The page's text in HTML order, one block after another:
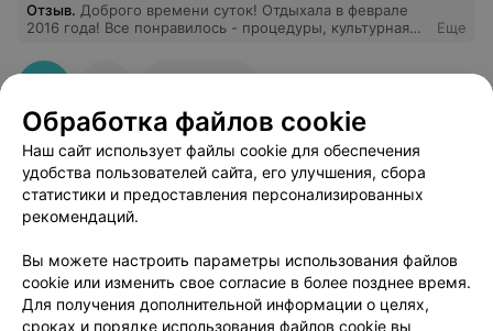
Отзыв. Доброго времени суток! Отдыхала в феврале
2016 года! Все понравилось - процедуры, культурная
бассейн побольше :) Смена была разновозрастная, но
Еще
Добавить специалиста
Обработка файлов cookie
Наш сайт использует файлы cookie для обеспечения
удобства пользователей сайта, его улучшения, сбора
статистики и предоставления персонализированных
рекомендаций.
Вы можете настроить параметры использования файлов
cookie или изменить свое согласие в более позднее время.
Для получения дополнительной информации о целях,
сроках и порядке использования файлов cookie вы